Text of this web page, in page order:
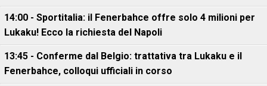
14:00 - Sportitalia: il Fenerbahce offre solo 4 milioni per
Lukaku! Ecco la richiesta del Napoli
13:45 - Conferme dal Belgio: trattativa tra Lukaku e il
Fenerbahce, colloqui ufficiali in corso